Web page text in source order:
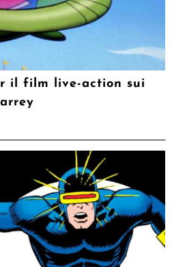
il film live-action sui